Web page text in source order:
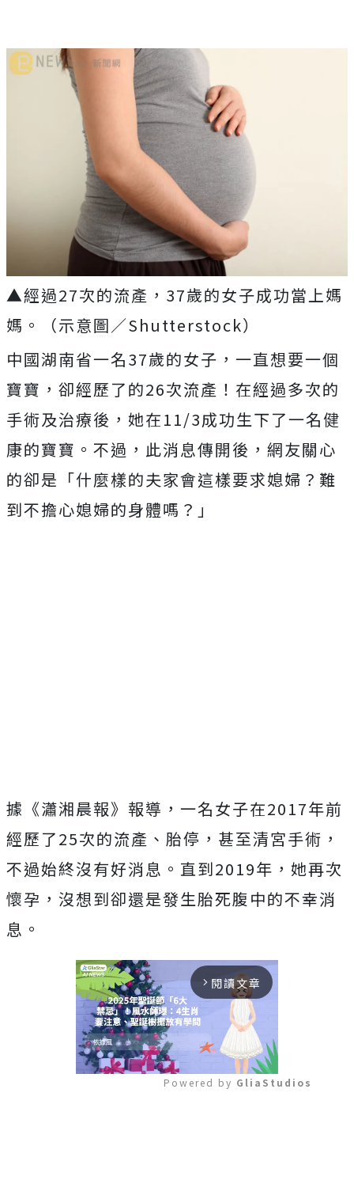
▲經過27次的流產，37歲的女子成功當上媽
媽。（示意圖／Shutterstock）
中國湖南省一名37歲的女子，一直想要一個
寶寶，卻經歷了的26次流產！在經過多次的
手術及治療後，她在11/3成功生下了一名健
康的寶寶。不過，此消息傳開後，網友關心
的卻是「什麼樣的夫家會這樣要求媳婦？難
到不擔心媳婦的身體嗎？」
據《瀟湘晨報》報導，一名女子在2017年前
經歷了25次的流產、胎停，甚至清宮手術，
不過始終沒有好消息。直到2019年，她再次
懷孕，沒想到卻還是發生胎死腹中的不幸消
息。
arrow_forward_ios 閱讀文章
Powered by GliaStudios